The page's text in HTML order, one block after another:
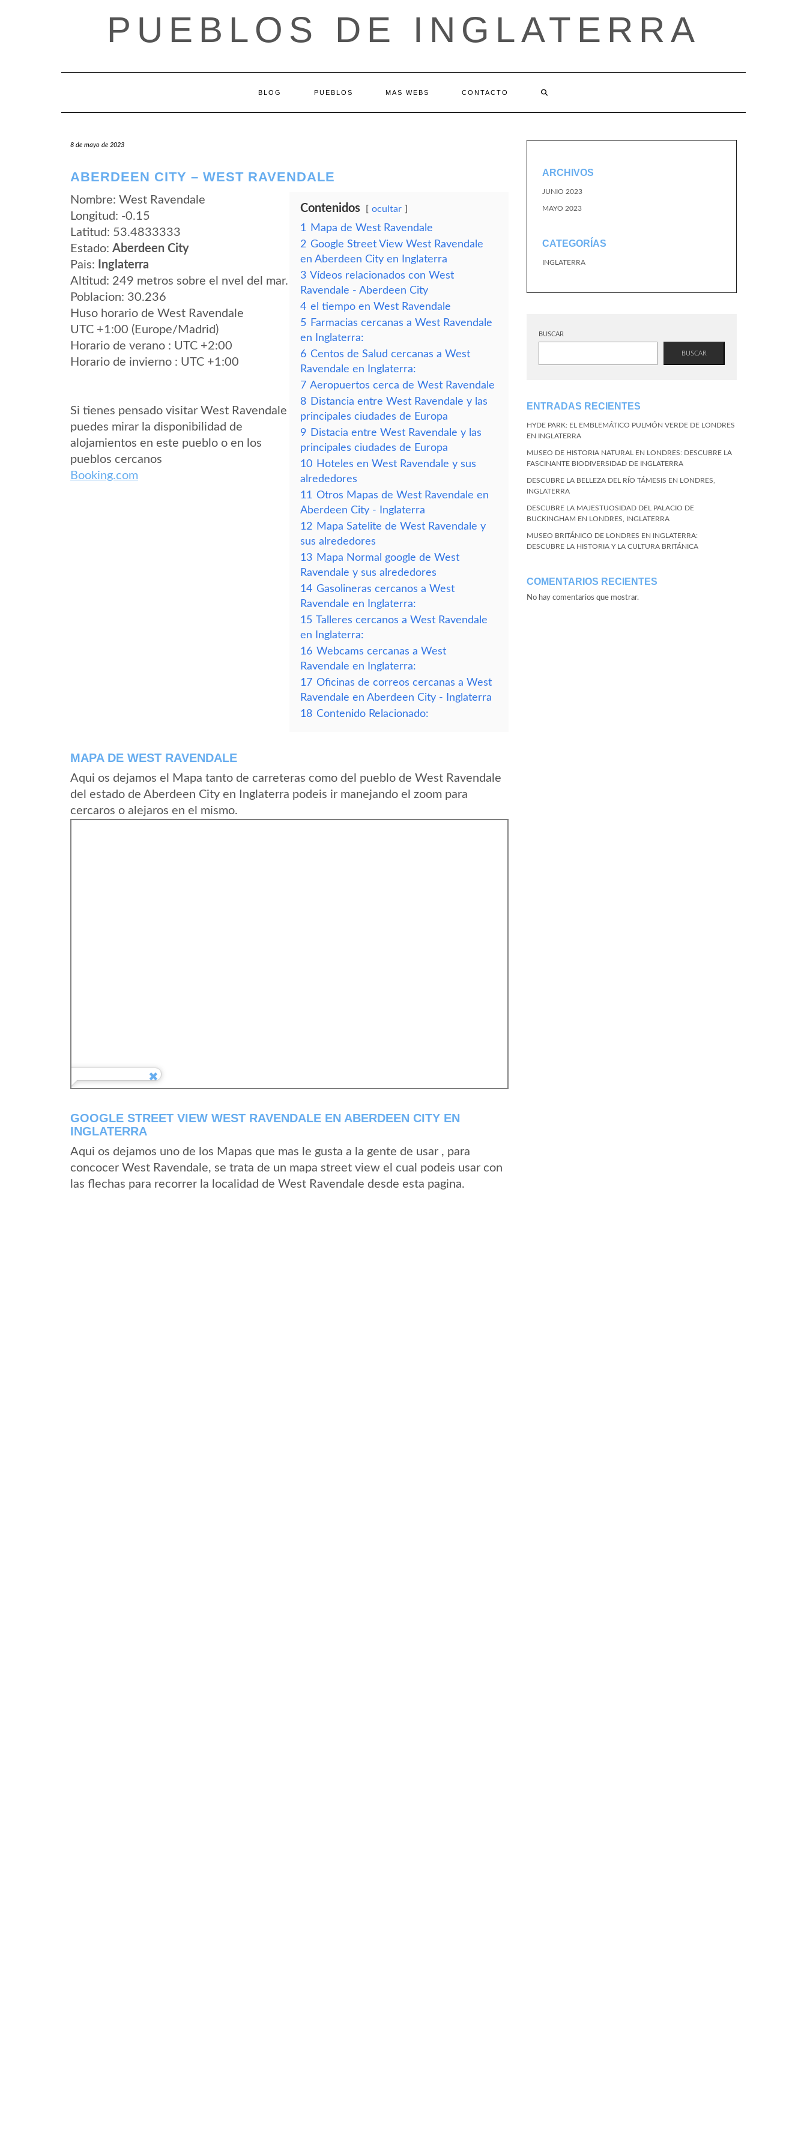
PUEBLOS DE INGLATERRA
BLOG PUEBLOS MAS WEBS CONTACTO
8 de mayo de 2023
ABERDEEN CITY – WEST RAVENDALE
Nombre: West Ravendale
Longitud: -0.15
Latitud: 53.4833333
Estado: Aberdeen City
Pais:
Inglaterra
Altitud: 249 metros sobre el nvel del mar.
Poblacion: 30.236
Huso horario de West Ravendale
UTC +1:00 (Europe/Madrid)
Horario de verano : UTC +2:00
Horario de invierno : UTC +1:00
Si tienes pensado visitar West Ravendale
puedes mirar la disponibilidad de
alojamientos en este pueblo o en los
pueblos cercanos
Booking.com
Contenidos ocultar
1
Mapa de West Ravendale
2 Google Street View West Ravendale
en Aberdeen City en Inglaterra
3 Vídeos relacionados con West
Ravendale - Aberdeen City
4 el tiempo en West Ravendale
5 Farmacias cercanas a West Ravendale
en Inglaterra:
6 Centos de Salud cercanas a West
Ravendale en Inglaterra:
7 Aeropuertos cerca de West Ravendale
8 Distancia entre West Ravendale y las
principales ciudades de Europa
9 Distacia entre West Ravendale y las
principales ciudades de Europa
10 Hoteles en West Ravendale y sus
alrededores
11 Otros Mapas de West Ravendale en
Aberdeen City - Inglaterra
12 Mapa Satelite de West Ravendale y
sus alrededores
13 Mapa Normal google de West
Ravendale y sus alrededores
14 Gasolineras cercanos a West
Ravendale en Inglaterra:
15 Talleres cercanos a West Ravendale
en Inglaterra:
16 Webcams cercanas a West
Ravendale en Inglaterra:
17 Oficinas de correos cercanas a West
Ravendale en Aberdeen City - Inglaterra
18 Contenido Relacionado:
MAPA DE WEST RAVENDALE
Aqui os dejamos el Mapa tanto de carreteras como del pueblo de West Ravendale
del estado de Aberdeen City en Inglaterra podeis ir manejando el zoom para
cercaros o alejaros en el mismo.
GOOGLE STREET VIEW WEST RAVENDALE EN ABERDEEN CITY EN
INGLATERRA
Aqui os dejamos uno de los Mapas que mas le gusta a la gente de usar , para
concocer West Ravendale, se trata de un mapa street view el cual podeis usar con
las flechas para recorrer la localidad de West Ravendale desde esta pagina.
ARCHIVOS
JUNIO 2023
MAYO 2023
CATEGORÍAS
INGLATERRA
BUSCAR
BUSCAR
ENTRADAS RECIENTES
HYDE PARK: EL EMBLEMÁTICO PULMÓN VERDE DE LONDRES
EN INGLATERRA
MUSEO DE HISTORIA NATURAL EN LONDRES: DESCUBRE LA
FASCINANTE BIODIVERSIDAD DE INGLATERRA
DESCUBRE LA BELLEZA DEL RÍO TÁMESIS EN LONDRES,
INGLATERRA
DESCUBRE LA MAJESTUOSIDAD DEL PALACIO DE
BUCKINGHAM EN LONDRES, INGLATERRA
MUSEO BRITÁNICO DE LONDRES EN INGLATERRA:
DESCUBRE LA HISTORIA Y LA CULTURA BRITÁNICA
COMENTARIOS RECIENTES
No hay comentarios que mostrar.